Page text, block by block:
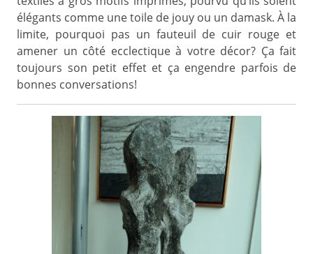
élégants comme une toile de jouy ou un damask. À la
limite, pourquoi pas un fauteuil de cuir rouge et
amener un côté ecclectique à votre décor? Ça fait
toujours son petit effet et ça engendre parfois de
bonnes conversations!